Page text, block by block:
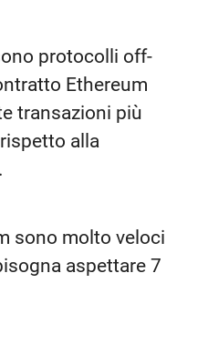
protocolli off-
Ethereum
transazioni più
alla
sono molto veloci
aspettare 7